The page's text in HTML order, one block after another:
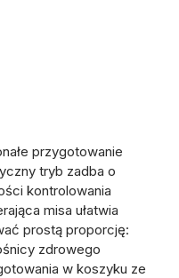
przygotowanie
tryb zadba o
kontrolowania
misa ułatwia
prostą proporcję:
zdrowego
w koszyku ze